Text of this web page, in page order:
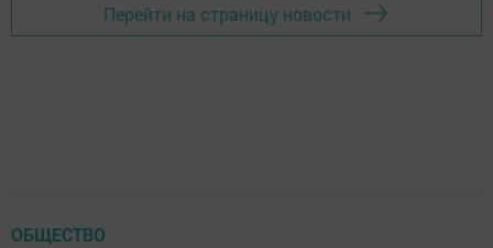
Перейти на страницу новости
ОБЩЕСТВО